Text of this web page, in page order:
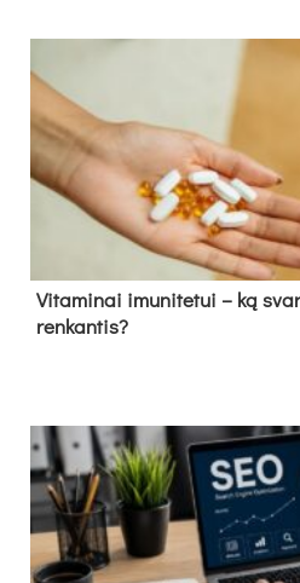
Vitaminai imunitetui – ką
renkantis?